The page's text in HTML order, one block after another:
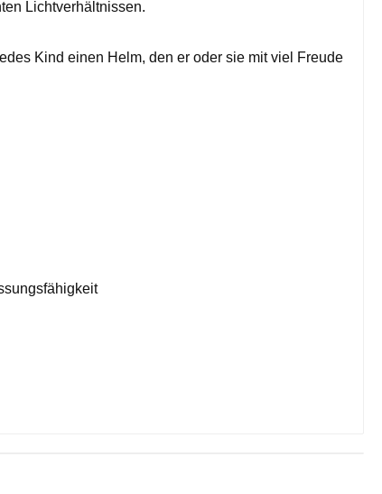
Lichtverhältnissen.
Kind einen Helm, den er oder sie mit viel Freude